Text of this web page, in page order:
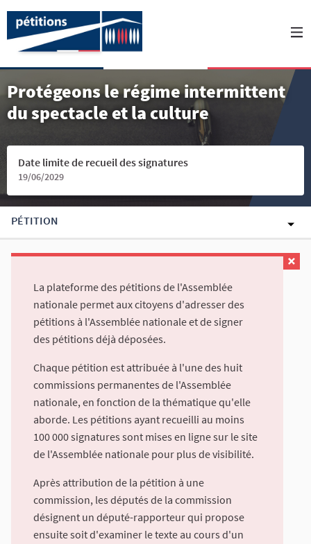
Protégeons le régime intermittent
du spectacle et la culture
Date limite de recueil des signatures
19/06/2029
PÉTITION
La plateforme des pétitions de l'Assemblée
nationale permet aux citoyens d'adresser des
pétitions à l'Assemblée nationale et de signer
des pétitions déjà déposées.
Chaque pétition est attribuée à l'une des huit
commissions permanentes de l'Assemblée
nationale, en fonction de la thématique qu'elle
aborde. Les pétitions ayant recueilli au moins
100 000 signatures sont mises en ligne sur le site
de l'Assemblée nationale pour plus de visibilité.
Après attribution de la pétition à une
commission, les députés de la commission
désignent un député-rapporteur qui propose
ensuite soit d'examiner le texte au cours d'un